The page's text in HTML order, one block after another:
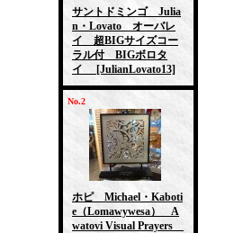
サントドミンゴ Julia
n・Lovato オーバレ
イ 超BIGサイズコー
ラル付 BIGボロタ
イ
[JulianLovato13]
No.2
ホピ Michael・Kaboti
e（Lomawywesa） A
watovi Visual Prayers